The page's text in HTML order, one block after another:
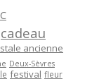
cadeau
ancienne
Deux-Sèvres
festival fleur